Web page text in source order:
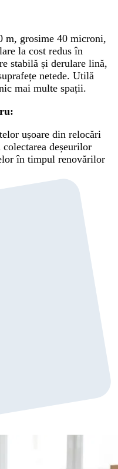
m, grosime 40 microni,
la cost redus în
stabilă și derulare lină,
netede. Utilă
mai multe spații.
ușoare din relocări
deșeurilor
în timpul renovărilor